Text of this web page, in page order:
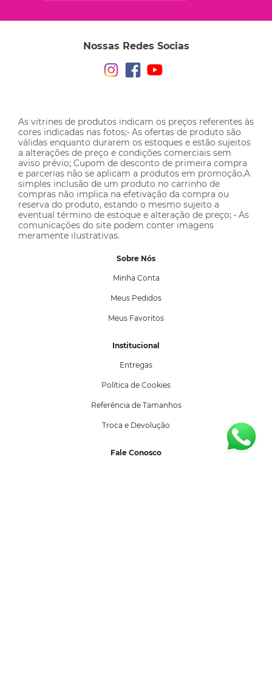
Nossas Redes Socias
As vitrines de produtos indicam os preços referentes às
cores indicadas nas fotos;• As ofertas de produto são
válidas enquanto durarem os estoques e estão sujeitos
a alterações de preço e condições comerciais sem
aviso prévio; Cupom de desconto de primeira compra
e parcerias não se aplicam a produtos em promoção.A
simples inclusão de um produto no carrinho de
compras não implica na efetivação da compra ou
reserva do produto, estando o mesmo sujeito a
eventual término de estoque e alteração de preço; • As
comunicações do site podem conter imagens
meramente ilustrativas.
Sobre Nós
Minha Conta
Meus Pedidos
Meus Favoritos
Institucional
Entregas
Política de Cookies
Referência de Tamanhos
Troca e Devolução
Fale Conosco